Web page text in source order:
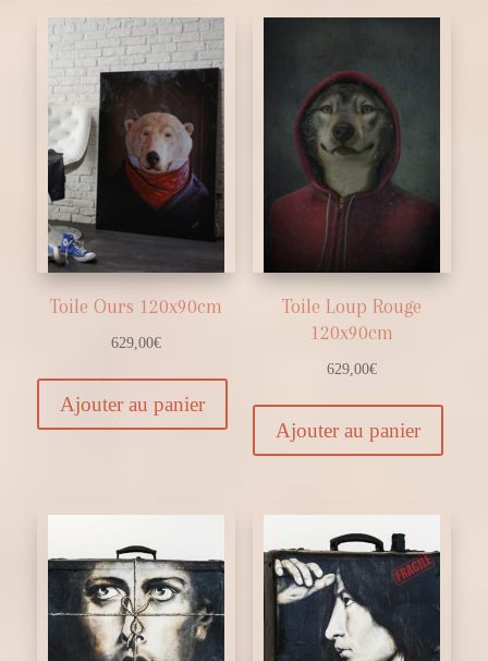
Toile Ours 120x90cm
629,00€
Ajouter au panier
Toile Loup Rouge
120x90cm
629,00€
Ajouter au panier